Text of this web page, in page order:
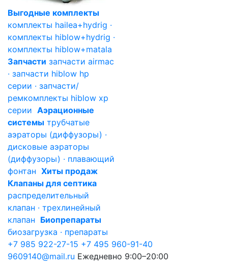
Выгодные комплекты
комплекты hailea+hydrig ·
комплекты hiblow+hydrig ·
комплекты hiblow+matala
Запчасти запчасти airmac
· запчасти hiblow hp
серии · запчасти/
ремкомплекты hiblow xp
серии Аэрационные
системы трубчатые
аэраторы (диффузоры) ·
дисковые аэраторы
(диффузоры) · плавающий
фонтан Хиты продаж
Клапаны для септика
распределительный
клапан · трехлинейный
клапан Биопрепараты
биозагрузка · препараты
+7 985 922-27-15 +7 495 960-91-40
9609140@mail.ru Ежедневно 9:00–20:00